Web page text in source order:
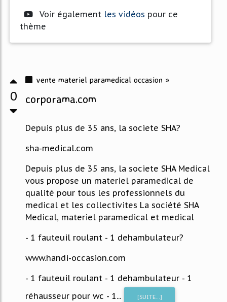
Voir également les vidéos pour ce
thème
0
vente materiel paramedical occasion »
corporama.com
Depuis plus de 35 ans, la societe SHA?
sha-medical.com
Depuis plus de 35 ans, la societe SHA Medical
vous propose un materiel paramedical de
qualité pour tous les professionnels du
medical et les collectivites La société SHA
Medical, materiel paramedical et medical
- 1 fauteuil roulant - 1 dehambulateur?
www.handi-occasion.com
- 1 fauteuil roulant - 1 dehambulateur - 1
réhausseur pour wc - 1...
[SUITE...]